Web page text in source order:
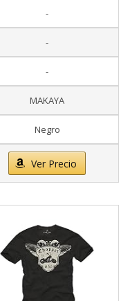
-
-
-
MAKAYA
Negro
Ver Precio